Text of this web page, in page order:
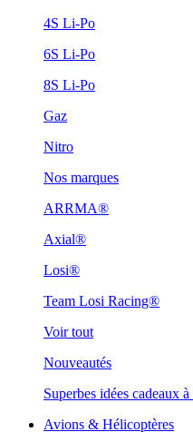
4S Li-Po
6S Li-Po
8S Li-Po
Gaz
Nitro
Nos marques
ARRMA®
Axial®
Losi®
Team Losi Racing®
Voir tout
Nouveautés
Superbes idées cadeaux
Avions & Hélicoptères